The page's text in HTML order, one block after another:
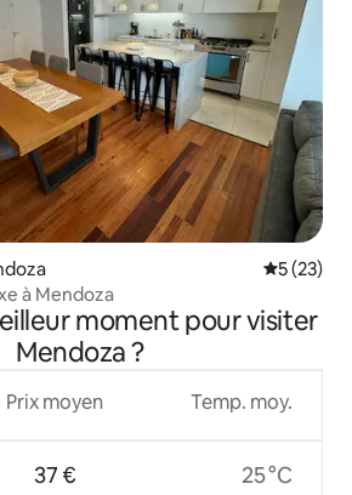
5 (23)
à Mendoza
moment pour visiter
Mendoza ?
Prix moyen
37 €
Temp. moy.
25 °C